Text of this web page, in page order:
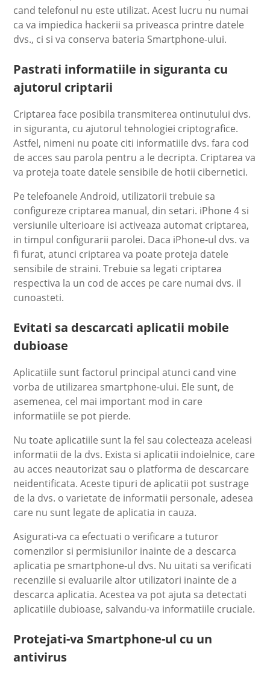
cand telefonul nu este utilizat. Acest lucru nu numai
ca va impiedica hackerii sa priveasca printre datele
dvs., ci si va conserva bateria Smartphone-ului.
Pastrati informatiile in siguranta cu
ajutorul criptarii
Criptarea face posibila transmiterea ontinutului dvs.
in siguranta, cu ajutorul tehnologiei criptografice.
Astfel, nimeni nu poate citi informatiile dvs. fara cod
de acces sau parola pentru a le decripta. Criptarea va
va proteja toate datele sensibile de hotii cibernetici.
Pe telefoanele Android, utilizatorii trebuie sa
configureze criptarea manual, din setari. iPhone 4 si
versiunile ulterioare isi activeaza automat criptarea,
in timpul configurarii parolei. Daca iPhone-ul dvs. va
fi furat, atunci criptarea va poate proteja datele
sensibile de straini. Trebuie sa legati criptarea
respectiva la un cod de acces pe care numai dvs. il
cunoasteti.
Evitati sa descarcati aplicatii mobile
dubioase
Aplicatiile sunt factorul principal atunci cand vine
vorba de utilizarea smartphone-ului. Ele sunt, de
asemenea, cel mai important mod in care
informatiile se pot pierde.
Nu toate aplicatiile sunt la fel sau colecteaza aceleasi
informatii de la dvs. Exista si aplicatii indoielnice, care
au acces neautorizat sau o platforma de descarcare
neidentificata. Aceste tipuri de aplicatii pot sustrage
de la dvs. o varietate de informatii personale, adesea
care nu sunt legate de aplicatia in cauza.
Asigurati-va ca efectuati o verificare a tuturor
comenzilor si permisiunilor inainte de a descarca
aplicatia pe smartphone-ul dvs. Nu uitati sa verificati
recenziile si evaluarile altor utilizatori inainte de a
descarca aplicatia. Acestea va pot ajuta sa detectati
aplicatiile dubioase, salvandu-va informatiile cruciale.
Protejati-va Smartphone-ul cu un
antivirus